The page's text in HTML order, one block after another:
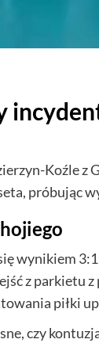
Koźle z
próbując
wynikiem
z parkietu
piłki
czy